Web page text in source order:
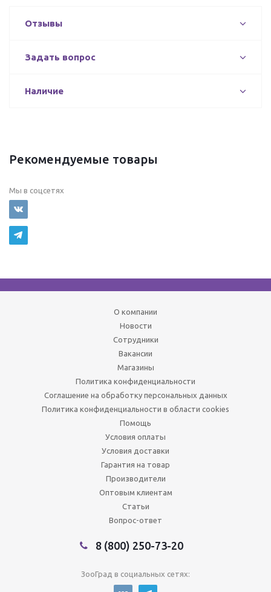
Отзывы
Задать вопрос
Наличие
Рекомендуемые товары
Мы в соцсетях
О компании
Новости
Сотрудники
Вакансии
Магазины
Политика конфиденциальности
Соглашение на обработку персональных данных
Политика конфиденциальности в области cookies
Помощь
Условия оплаты
Условия доставки
Гарантия на товар
Производители
Оптовым клиентам
Статьи
Вопрос-ответ
8 (800) 250-73-20
ЗооГрад в социальных сетях: